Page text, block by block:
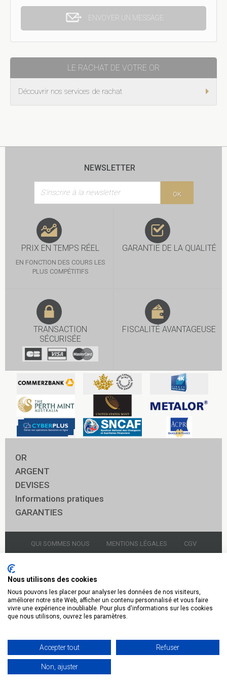
ENVOYER UN MESSAGE
LE RACHAT DE VOTRE OR
Découvrir nos services de rachat
NEWSLETTER
OK
PRIX EN TEMPS RÉEL
EN FONCTION DES COURS LES
PLUS COMPÉTITIFS
GARANTIE DE LA QUALITÉ
TRANSACTION
SÉCURISÉE
FISCALITÉ AVANTAGEUSE
OR
ARGENT
DEVISES
Informations pratiques
GARANTIES
QUI SOMMES NOUS MENTIONS LÉGALES CGV
© 2021 Godot & Fils Panthéon
Or Argent 14 rue soufflot 75005 Paris 01.43.54.96.20
Facebook
Twitter
Nous utilisons des cookies
Nous pouvons les placer pour analyser les données de nos visiteurs,
améliorer notre site Web, afficher un contenu personnalisé et vous faire
vivre une expérience inoubliable. Pour plus d'informations sur les cookies
que nous utilisons, ouvrez les paramètres.
Accepter tout Refuser
Non, ajuster